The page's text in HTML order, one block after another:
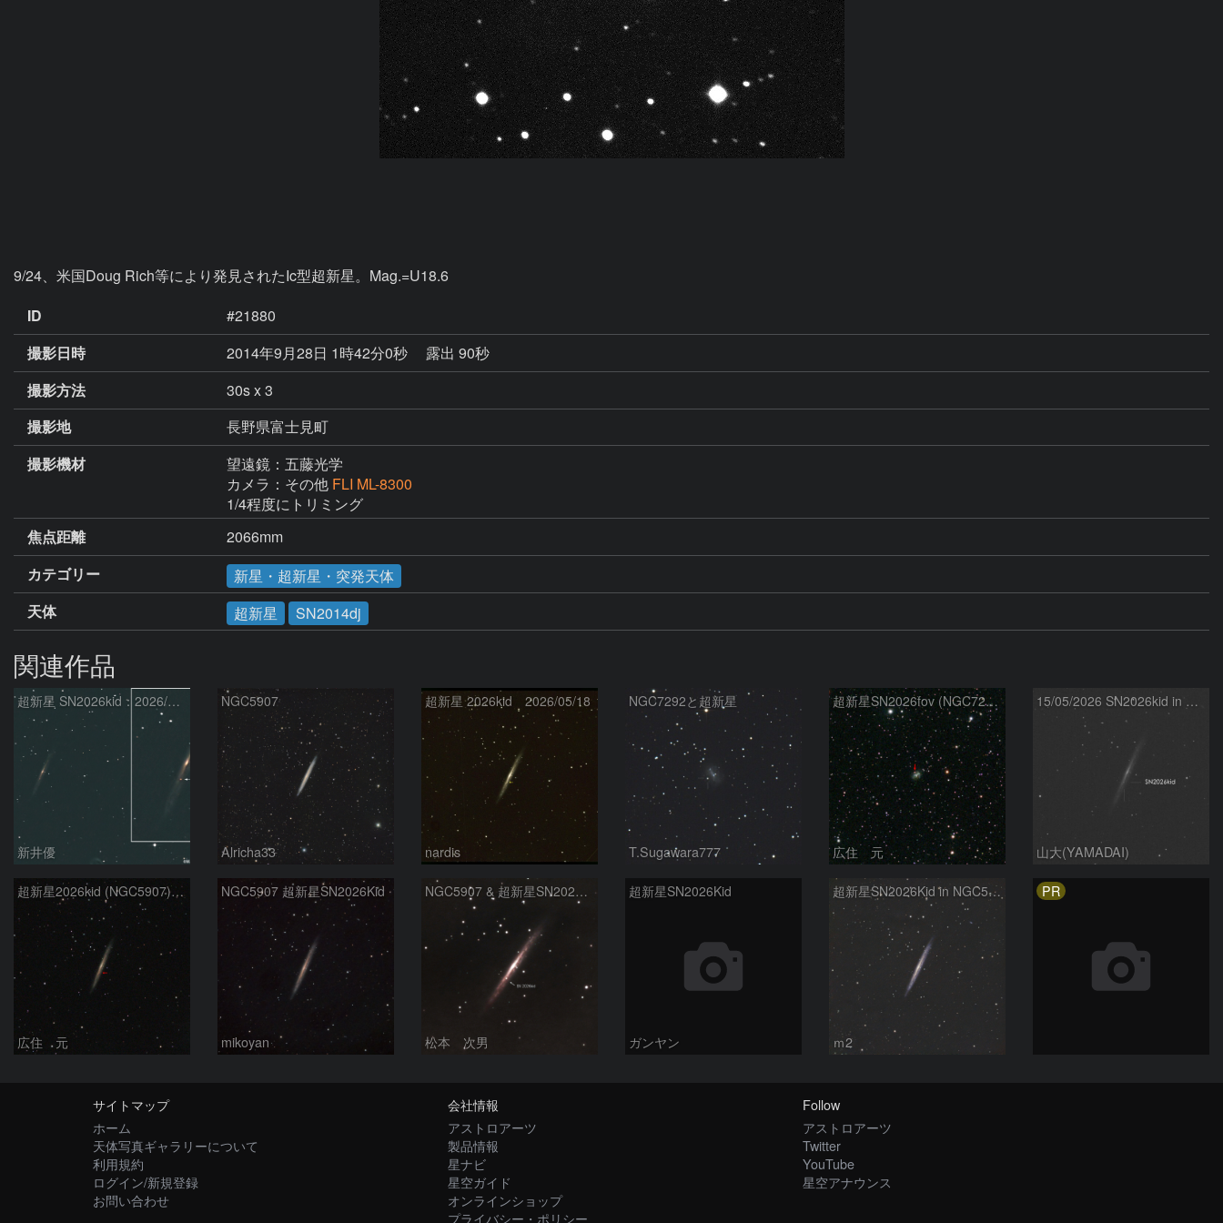
9/24、米国Doug Rich等により発見されたIc型超新星。Mag.=U18.6
ID
#21880
撮影日時
2014年9月28日 1時42分0秒
露出 90秒
撮影方法
30s x 3
撮影地
長野県富士見町
撮影機材
望遠鏡：五藤光学
カメラ：その他 FLI ML-8300
1/4程度にトリミング
焦点距離
2066mm
カテゴリー
新星・超新星・突発天体
天体
超新星 SN2014dj
関連作品
超新星 SN2026kid：2026/05/18
新井優
NGC5907
Alricha33
超新星 2026kid 2026/05/18
nardis
NGC7292と超新星
T.Sugawara777
超新星SN2026fov (NGC7292) 5/17
広住 元
15/05/2026 SN2026kid in NGC5907
山大(YAMADAI)
超新星2026kid (NGC5907) 5/17
広住 元
NGC5907 超新星SN2026Kid
mikoyan
NGC5907 & 超新星SN2026kid
松本 次男
超新星SN2026Kid
ガンヤン
超新星SN2026Kid in NGC5907
ｍ2
PR
サイトマップ
ホーム
天体写真ギャラリーについて
利用規約
ログイン/新規登録
お問い合わせ
会社情報
アストロアーツ
製品情報
星ナビ
星空ガイド
オンラインショップ
プライバシー・ポリシー
Follow
アストロアーツ
Twitter
YouTube
星空アナウンス